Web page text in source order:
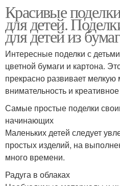
Красивые
для детей.
для детей из
Интересные поделки с
цветной бумаги и картона.
прекрасно развивает мелкую
внимательность и
Самые простые поделки
начинающих
Маленьких детей следует
простых изделий, на
много времени.
Радуга в облаках